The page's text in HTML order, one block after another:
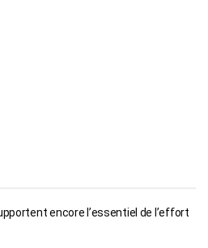
encore l’essentiel de l’effort